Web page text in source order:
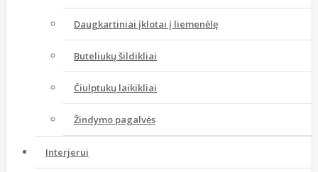
Daugkartiniai įklotai į liemenėlę
Buteliukų šildikliai
Čiulptukų laikikliai
Žindymo pagalvės
Interjerui